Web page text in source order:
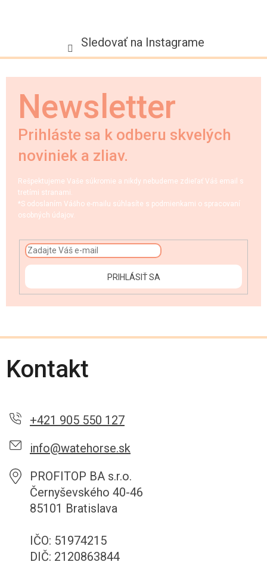
Sledovať na Instagrame
Newsletter
Prihláste sa k odberu skvelých
noviniek a zliav.
Rešpektujeme Vaše súkromie a nikdy nebudeme zdieľať Váš email s
tretími stranami.
*S odoslaním Vášho e-mailu súhlasíte s podmienkami o spracovaní
osobných údajov.
PRIHLÁSIŤ SA
Kontakt
+421 905 550 127
info@watehorse.sk
PROFITOP BA s.r.o.
Černyševského 40-46
85101 Bratislava
IČO: 51974215
DIČ: 2120863844